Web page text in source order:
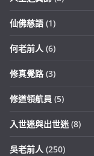
仙佛慈語 (1)
何老前人 (6)
修真覺路 (3)
修道領航員 (5)
入世迷與出世迷 (8)
吳老前人 (250)